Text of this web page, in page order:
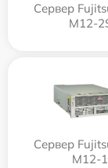
Сервер
M12-
Сервер
M12-1